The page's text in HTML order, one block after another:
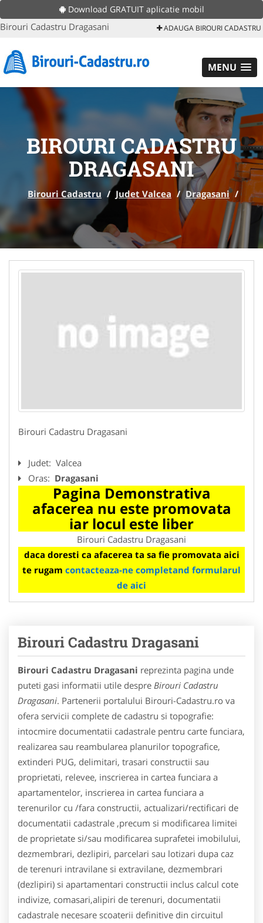
Download GRATUIT aplicatie mobil
Birouri Cadastru Dragasani ADAUGA BIROURI CADASTRU
MENU
BIROURI CADASTRU
DRAGASANI
Birouri Cadastru / Judet Valcea / Dragasani /
Birouri Cadastru Dragasani
Judet: Valcea
Oras: Dragasani
Pagina Demonstrativa
afacerea nu este promovata
iar locul este liber
Birouri Cadastru Dragasani
daca doresti ca afacerea ta sa fie promovata aici
te rugam contacteaza-ne completand formularul
de aici
Birouri Cadastru Dragasani
Birouri Cadastru Dragasani reprezinta pagina unde
puteti gasi informatii utile despre Birouri Cadastru
Dragasani. Partenerii portalului Birouri-Cadastru.ro va
ofera servicii complete de cadastru si topografie:
intocmire documentatii cadastrale pentru carte funciara,
realizarea sau reambularea planurilor topografice,
extinderi PUG, delimitari, trasari constructii sau
proprietati, relevee, inscrierea in cartea funciara a
apartamentelor, inscrierea in cartea funciara a
terenurilor cu /fara constructii, actualizari/rectificari de
documentatii cadastrale ,precum si modificarea limitei
de proprietate si/sau modificarea suprafetei imobilului,
dezmembrari, dezlipiri, parcelari sau lotizari dupa caz
de terenuri intravilane si extravilane, dezmembrari
(dezlipiri) si apartamentari constructii inclus calcul cote
indivize, comasari,alipiri de terenuri, documentatii
cadastrale necesare scoaterii definitive din circuitul